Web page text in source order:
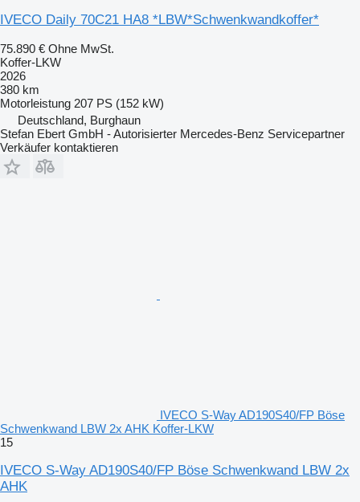
IVECO Daily 70C21 HA8 *LBW*Schwenkwandkoffer*
75.890 € Ohne MwSt.
Koffer-LKW
2026
380 km
Motorleistung 207 PS (152 kW)
Deutschland, Burghaun
Stefan Ebert GmbH - Autorisierter Mercedes-Benz Servicepartner
Verkäufer kontaktieren
IVECO S-Way AD190S40/FP Böse
Schwenkwand LBW 2x AHK Koffer-LKW
15
IVECO S-Way AD190S40/FP Böse Schwenkwand LBW 2x
AHK